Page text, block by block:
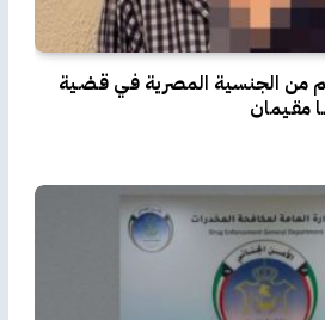
الجنسية المصرية فـي قـضـية
مقـيمان